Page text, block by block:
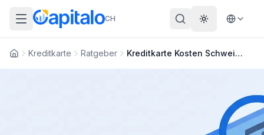
CH Theme
Kreditkarte Ratgeber Kreditkarte Kosten Schweiz: Alle Gebühren im Überblick